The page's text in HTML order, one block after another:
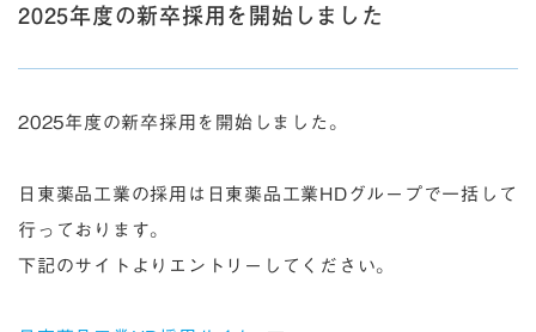
2025年度の新卒採用を開始しました
2025年度の新卒採用を開始しました。
日東薬品工業の採用は日東薬品工業HDグループで一括して
行っております。
下記のサイトよりエントリーしてください。